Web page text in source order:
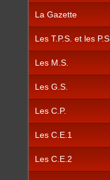
La Gazette
Les T.P.S. et les P.S.
Les M.S.
Les G.S.
Les C.P.
Les C.E.1
Les C.E.2